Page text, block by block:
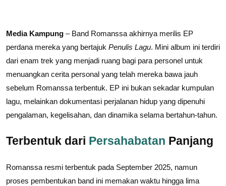
Media Kampung – Band Romanssa akhirnya merilis EP
perdana mereka yang bertajuk Penulis Lagu. Mini album ini terdiri
dari enam trek yang menjadi ruang bagi para personel untuk
menuangkan cerita personal yang telah mereka bawa jauh
sebelum Romanssa terbentuk. EP ini bukan sekadar kumpulan
lagu, melainkan dokumentasi perjalanan hidup yang dipenuhi
pengalaman, kegelisahan, dan dinamika selama bertahun-tahun.
Terbentuk dari Persahabatan Panjang
Romanssa resmi terbentuk pada September 2025, namun
proses pembentukan band ini memakan waktu hingga lima